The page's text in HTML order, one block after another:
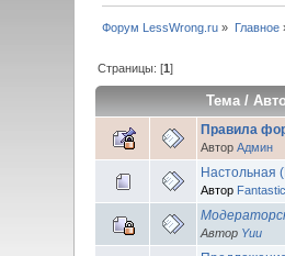
Форум LessWrong.ru » Главное
Страницы: [1]
Тема /
Правила
АвторАдмин
Настольная
Автор
Автор Yuu